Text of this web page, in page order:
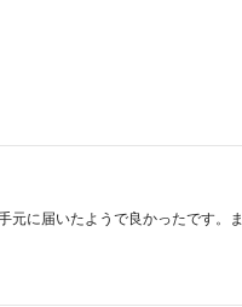
元に届いたようで良かったです。